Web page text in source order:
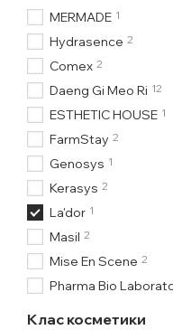
MERMADE 1
Hydrasence 2
Comex 2
Daeng Gi Meo Ri 12
ESTHETIC HOUSE 1
FarmStay 2
Genosys 1
Kerasys 2
La'dor 1
Masil 2
Mise En Scene 2
Pharma Bio
Клас косметики